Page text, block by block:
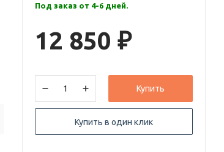
Под заказ от 4-6 дней.
12 850 ₽
Купить
Купить в один клик